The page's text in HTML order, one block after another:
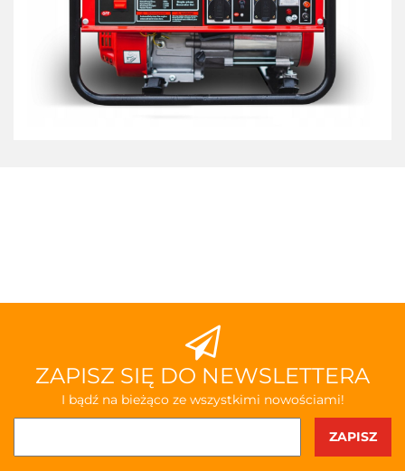
ZAPISZ SIĘ DO NEWSLETTERA
I bądź na bieżąco ze wszystkimi nowościami!